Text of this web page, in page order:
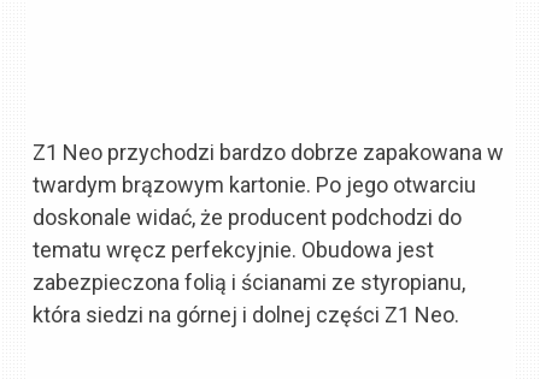
Z1 Neo przychodzi bardzo dobrze zapakowana w
twardym brązowym kartonie. Po jego otwarciu
doskonale widać, że producent podchodzi do
tematu wręcz perfekcyjnie. Obudowa jest
zabezpieczona folią i ścianami ze styropianu,
która siedzi na górnej i dolnej części Z1 Neo.